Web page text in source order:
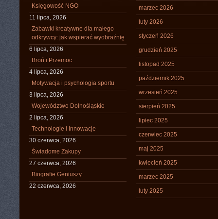
Księgowość NGO
11 lipca, 2026
Zabawki kreatywne dla małego
odkrywcy: jak wspierać wyobraźnię
6 lipca, 2026
Broń i Przemoc
4 lipca, 2026
Motywacja i psychologia sportu
3 lipca, 2026
Województwo Dolnośląskie
2 lipca, 2026
Technologie i Innowacje
30 czerwca, 2026
Świadome Zakupy
27 czerwca, 2026
Biografie Geniuszy
22 czerwca, 2026
marzec 2026
luty 2026
styczeń 2026
grudzień 2025
listopad 2025
październik 2025
wrzesień 2025
sierpień 2025
lipiec 2025
czerwiec 2025
maj 2025
kwiecień 2025
marzec 2025
luty 2025